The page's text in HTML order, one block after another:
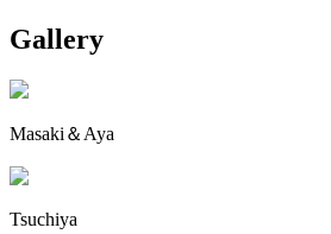
Gallery
Masaki＆Aya
Tsuchiya